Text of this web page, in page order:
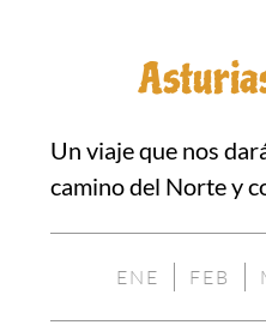
Un viaje que nos
camino del Norte y
ENE
NO
FEB
NO